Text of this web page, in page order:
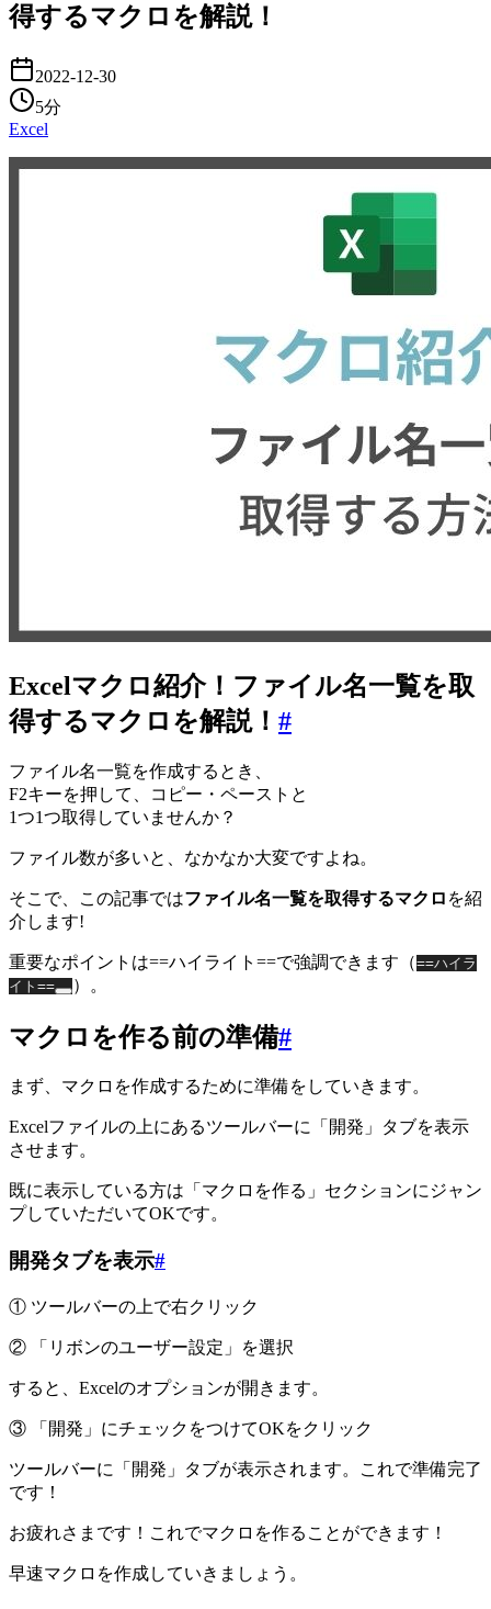
得するマクロを解説！
2022-12-30
5分
Excel
Excelマクロ紹介！ファイル名一覧を取
得するマクロを解説！ #
ファイル名一覧を作成するとき、
F2キーを押して、コピー・ペーストと
1つ1つ取得していませんか？
ファイル数が多いと、なかなか大変ですよね。
そこで、この記事ではファイル名一覧を取得するマクロ を紹
介します!
重要なポイントは==ハイライト==で強調できます（==ハイラ
イト==
）。
マクロを作る前の準備#
まず、マクロを作成するために準備をしていきます。
Excelファイルの上にあるツールバーに「開発」タブを表示
させます。
既に表示している方は「マクロを作る」セクションにジャン
プしていただいてOKです。
開発タブを表示#
① ツールバーの上で右クリック
② 「リボンのユーザー設定」を選択
すると、Excelのオプションが開きます。
③ 「開発」にチェックをつけてOKをクリック
ツールバーに「開発」タブが表示されます。これで準備完了
です！
お疲れさまです！これでマクロを作ることができます！
早速マクロを作成していきましょう。